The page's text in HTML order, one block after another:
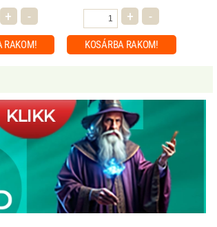
+ -
RAKOM!
+ -
KOSÁRBA RAKOM!